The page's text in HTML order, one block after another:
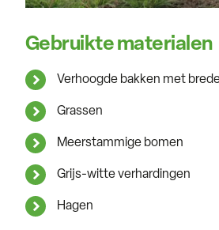
Gebruikte materialen
Verhoogde bakken met
Grassen
Meerstammige bomen
Grijs-witte verhardingen
Hagen